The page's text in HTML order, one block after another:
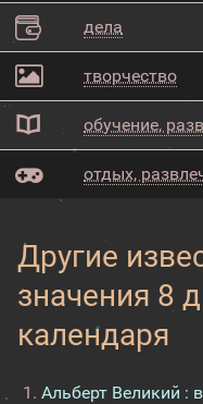
дела
творчество
обучение,
отдых,
Другие
значения 8
календаря
Альберт Великий :